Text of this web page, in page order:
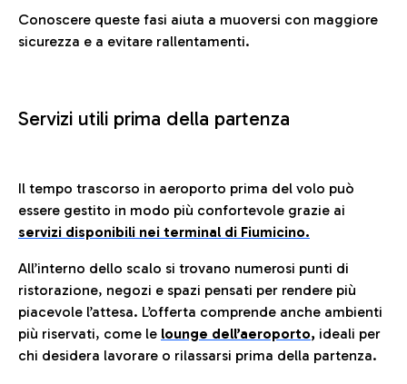
Conoscere queste fasi aiuta a muoversi con maggiore
sicurezza e a evitare rallentamenti.
Servizi utili prima della partenza
Il tempo trascorso in aeroporto prima del volo può
essere gestito in modo più confortevole grazie ai
servizi disponibili nei terminal di Fiumicino.
All’interno dello scalo si trovano numerosi punti di
ristorazione, negozi e spazi pensati per rendere più
piacevole l’attesa. L’offerta comprende anche ambienti
più riservati, come le lounge dell’aeroporto, ideali per
chi desidera lavorare o rilassarsi prima della partenza.